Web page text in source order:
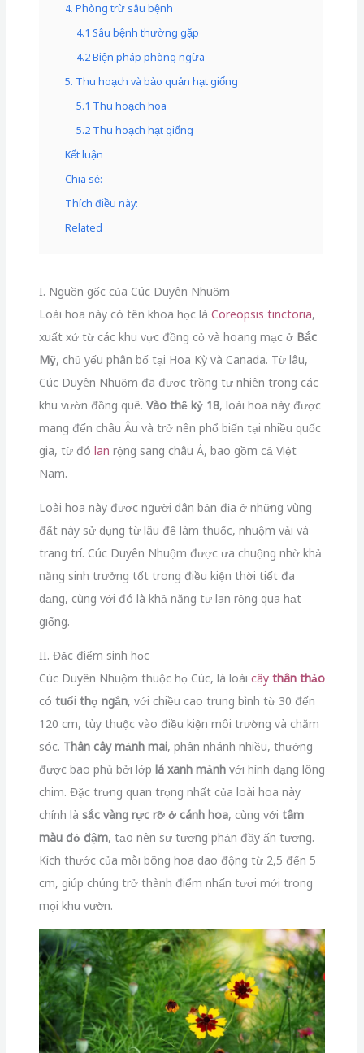
4. Phòng trừ sâu bệnh
4.1 Sâu bệnh thường gặp
4.2 Biện pháp phòng ngừa
5. Thu hoạch và bảo quản hạt giống
5.1 Thu hoạch hoa
5.2 Thu hoạch hạt giống
Kết luận
Chia sẻ:
Thích điều này:
Related
I. Nguồn gốc của Cúc Duyên Nhuộm
Loài hoa này có tên khoa học là Coreopsis tinctoria,
xuất xứ từ các khu vực đồng cỏ và hoang mạc ở Bắc
Mỹ, chủ yếu phân bố tại Hoa Kỳ và Canada. Từ lâu,
Cúc Duyên Nhuộm đã được trồng tự nhiên trong các
khu vườn đồng quê. Vào thế kỷ 18, loài hoa này được
mang đến châu Âu và trở nên phổ biến tại nhiều quốc
gia, từ đó lan rộng sang châu Á, bao gồm cả Việt
Nam.
Loài hoa này được người dân bản địa ở những vùng
đất này sử dụng từ lâu để làm thuốc, nhuộm vải và
trang trí. Cúc Duyên Nhuộm được ưa chuộng nhờ khả
năng sinh trưởng tốt trong điều kiện thời tiết đa
dạng, cùng với đó là khả năng tự lan rộng qua hạt
giống.
II. Đặc điểm sinh học
Cúc Duyên Nhuộm thuộc họ Cúc, là loài cây thân thảo
có tuổi thọ ngắn, với chiều cao trung bình từ 30 đến
120 cm, tùy thuộc vào điều kiện môi trường và chăm
sóc. Thân cây mảnh mai, phân nhánh nhiều, thường
được bao phủ bởi lớp lá xanh mảnhvới hình dạng lông
chim. Đặc trưng quan trọng nhất của loài hoa này
chính là sắc vàng rực rỡ ở cánh hoa, cùng với tâm
màu đỏ đậm, tạo nên sự tương phản đầy ấn tượng.
Kích thước của mỗi bông hoa dao động từ 2,5 đến 5
cm, giúp chúng trở thành điểm nhấn tươi mới trong
mọi khu vườn.